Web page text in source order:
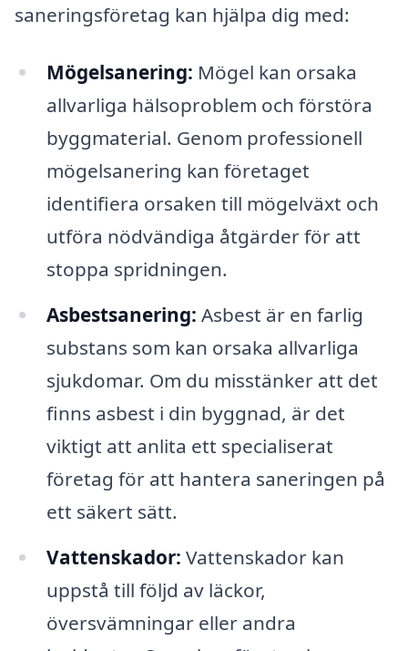
saneringsföretag kan hjälpa dig med:
Mögelsanering: Mögel kan orsaka
allvarliga hälsoproblem och förstöra
byggmaterial. Genom professionell
mögelsanering kan företaget
identifiera orsaken till mögelväxt och
utföra nödvändiga åtgärder för att
stoppa spridningen.
Asbestsanering: Asbest är en farlig
substans som kan orsaka allvarliga
sjukdomar. Om du misstänker att det
finns asbest i din byggnad, är det
viktigt att anlita ett specialiserat
företag för att hantera saneringen på
ett säkert sätt.
Vattenskador: Vattenskador kan
uppstå till följd av läckor,
översvämningar eller andra